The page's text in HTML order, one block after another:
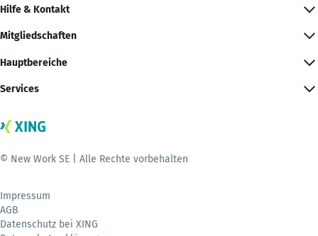
Hilfe & Kontakt
Mitgliedschaften
Hauptbereiche
Services
© New Work SE | Alle Rechte vorbehalten
Impressum
AGB
Datenschutz bei XING